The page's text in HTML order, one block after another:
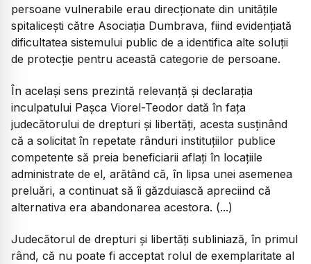
persoane vulnerabile erau direcționate din unitățile
spitalicești către Asociația Dumbrava, fiind evidențiată
dificultatea sistemului public de a identifica alte soluții
de protecție pentru această categorie de persoane.
În același sens prezintă relevanță și declarația
inculpatului Pașca Viorel-Teodor dată în fața
judecătorului de drepturi și libertăți, acesta susținând
că a solicitat în repetate rânduri instituțiilor publice
competente să preia beneficiarii aflați în locațiile
administrate de el, arătând că, în lipsa unei asemenea
preluări, a continuat să îi găzduiască apreciind că
alternativa era abandonarea acestora. (...)
Judecătorul de drepturi și libertăți subliniază, în primul
rând, că nu poate fi acceptat rolul de exemplaritate al